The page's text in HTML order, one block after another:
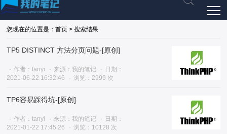
您现在的位置是：首页 > 搜索结果
TP5 DISTINCT 方法分页问题-[原创]
作者：tanyi 来源：我的笔记
日期：
2021-06-22 16:32:46
浏览：2999 次
TP6容易踩得坑-[原创]
作者：tanyi 来源：我的笔记
日期：
2021-01-22 17:45:26
浏览：10128 次